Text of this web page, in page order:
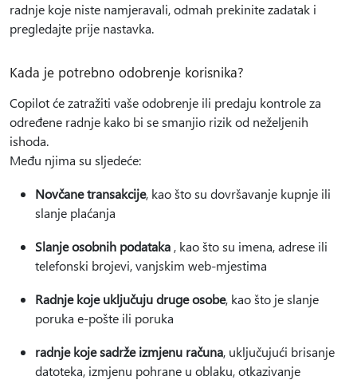
radnje koje niste namjeravali, odmah prekinite zadatak i
pregledajte prije nastavka.
Kada je potrebno odobrenje korisnika?
Copilot će zatražiti vaše odobrenje ili predaju kontrole za
određene radnje kako bi se smanjio rizik od neželjenih
ishoda.
Među njima su sljedeće:
Novčane transakcije, kao što su dovršavanje kupnje ili
slanje plaćanja
Slanje osobnih podataka , kao što su imena, adrese ili
telefonski brojevi, vanjskim web-mjestima
Radnje koje uključuju druge osobe, kao što je slanje
poruka e-pošte ili poruka
radnje koje sadrže izmjenu računa, uključujući brisanje
datoteka, izmjenu pohrane u oblaku, otkazivanje